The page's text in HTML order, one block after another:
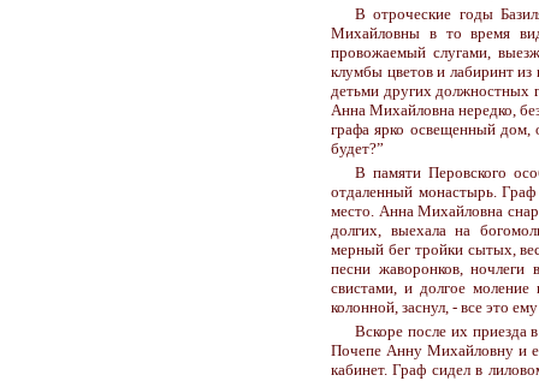
В отроческие годы
Михайловны в то время
провожаемый слугами,
клумбы цветов и лабиринт из
детьми других должностных
Анна Михайловна нередко,
графа ярко освещенный дом,
будет?”
В памяти Перовского
отдаленный монастырь. Граф
место. Анна Михайловна
долгих, выехала на
мерный бег тройки сытых,
песни жаворонков,
свистами, и долгое
колонной, заснул, - все это
Вскоре после их приезда
Почепе Анну Михайловну и
кабинет. Граф сидел в